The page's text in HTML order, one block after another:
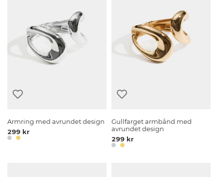
Armring med avrundet design
299 kr
Gullfarget armbånd med
avrundet design
299 kr